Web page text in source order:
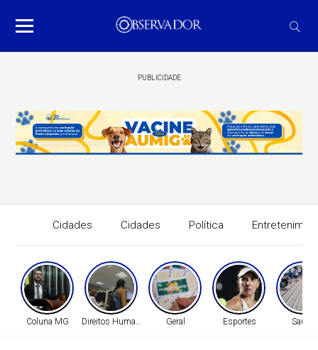
PUBLICIDADE
Cidades Cidades Política
Coluna MG Direitos Humanos Geral Esportes Saúde